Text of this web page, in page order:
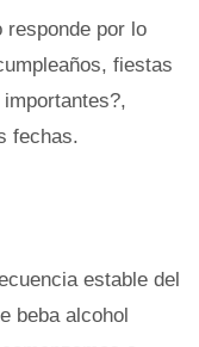
responde por lo
fiestas
fechas.
estable del
beba alcohol